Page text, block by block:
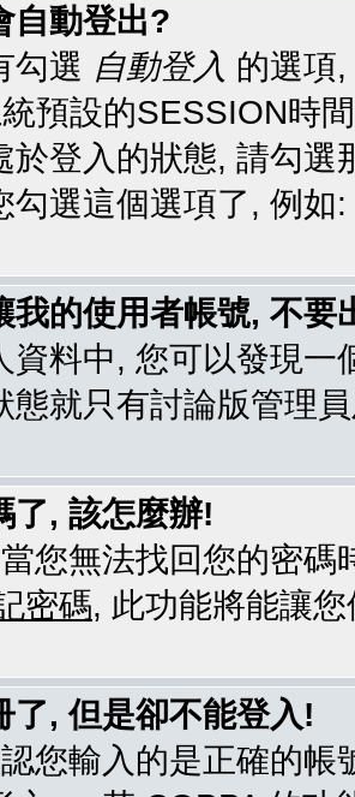
自動登出?
勾選 自動登入 的選項
預設的SESSION時
於登入的狀態, 請勾
勾選這個選項了, 例
我的使用者帳號, 不
資料中, 您可以發現一
態就只有討論版管理
了, 該怎麼辦!
您無法找回您的密
密碼, 此功能將能讓
了, 但是卻不能登入!
您輸入的是正確的